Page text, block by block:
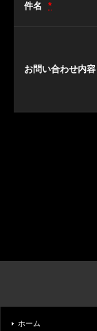
件名 *
お問い合わせ内容
ホーム